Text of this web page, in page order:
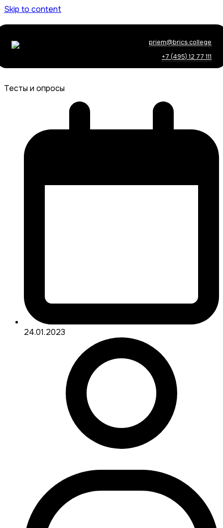
Skip to content
priem@brics.college
+7 (495) 12 77 111
Тесты и опросы
24.01.2023